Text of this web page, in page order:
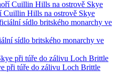
Cuillin Hills na ostrově Skye
sídlo britského monarchy ve
při túře do zálivu Loch Brittle